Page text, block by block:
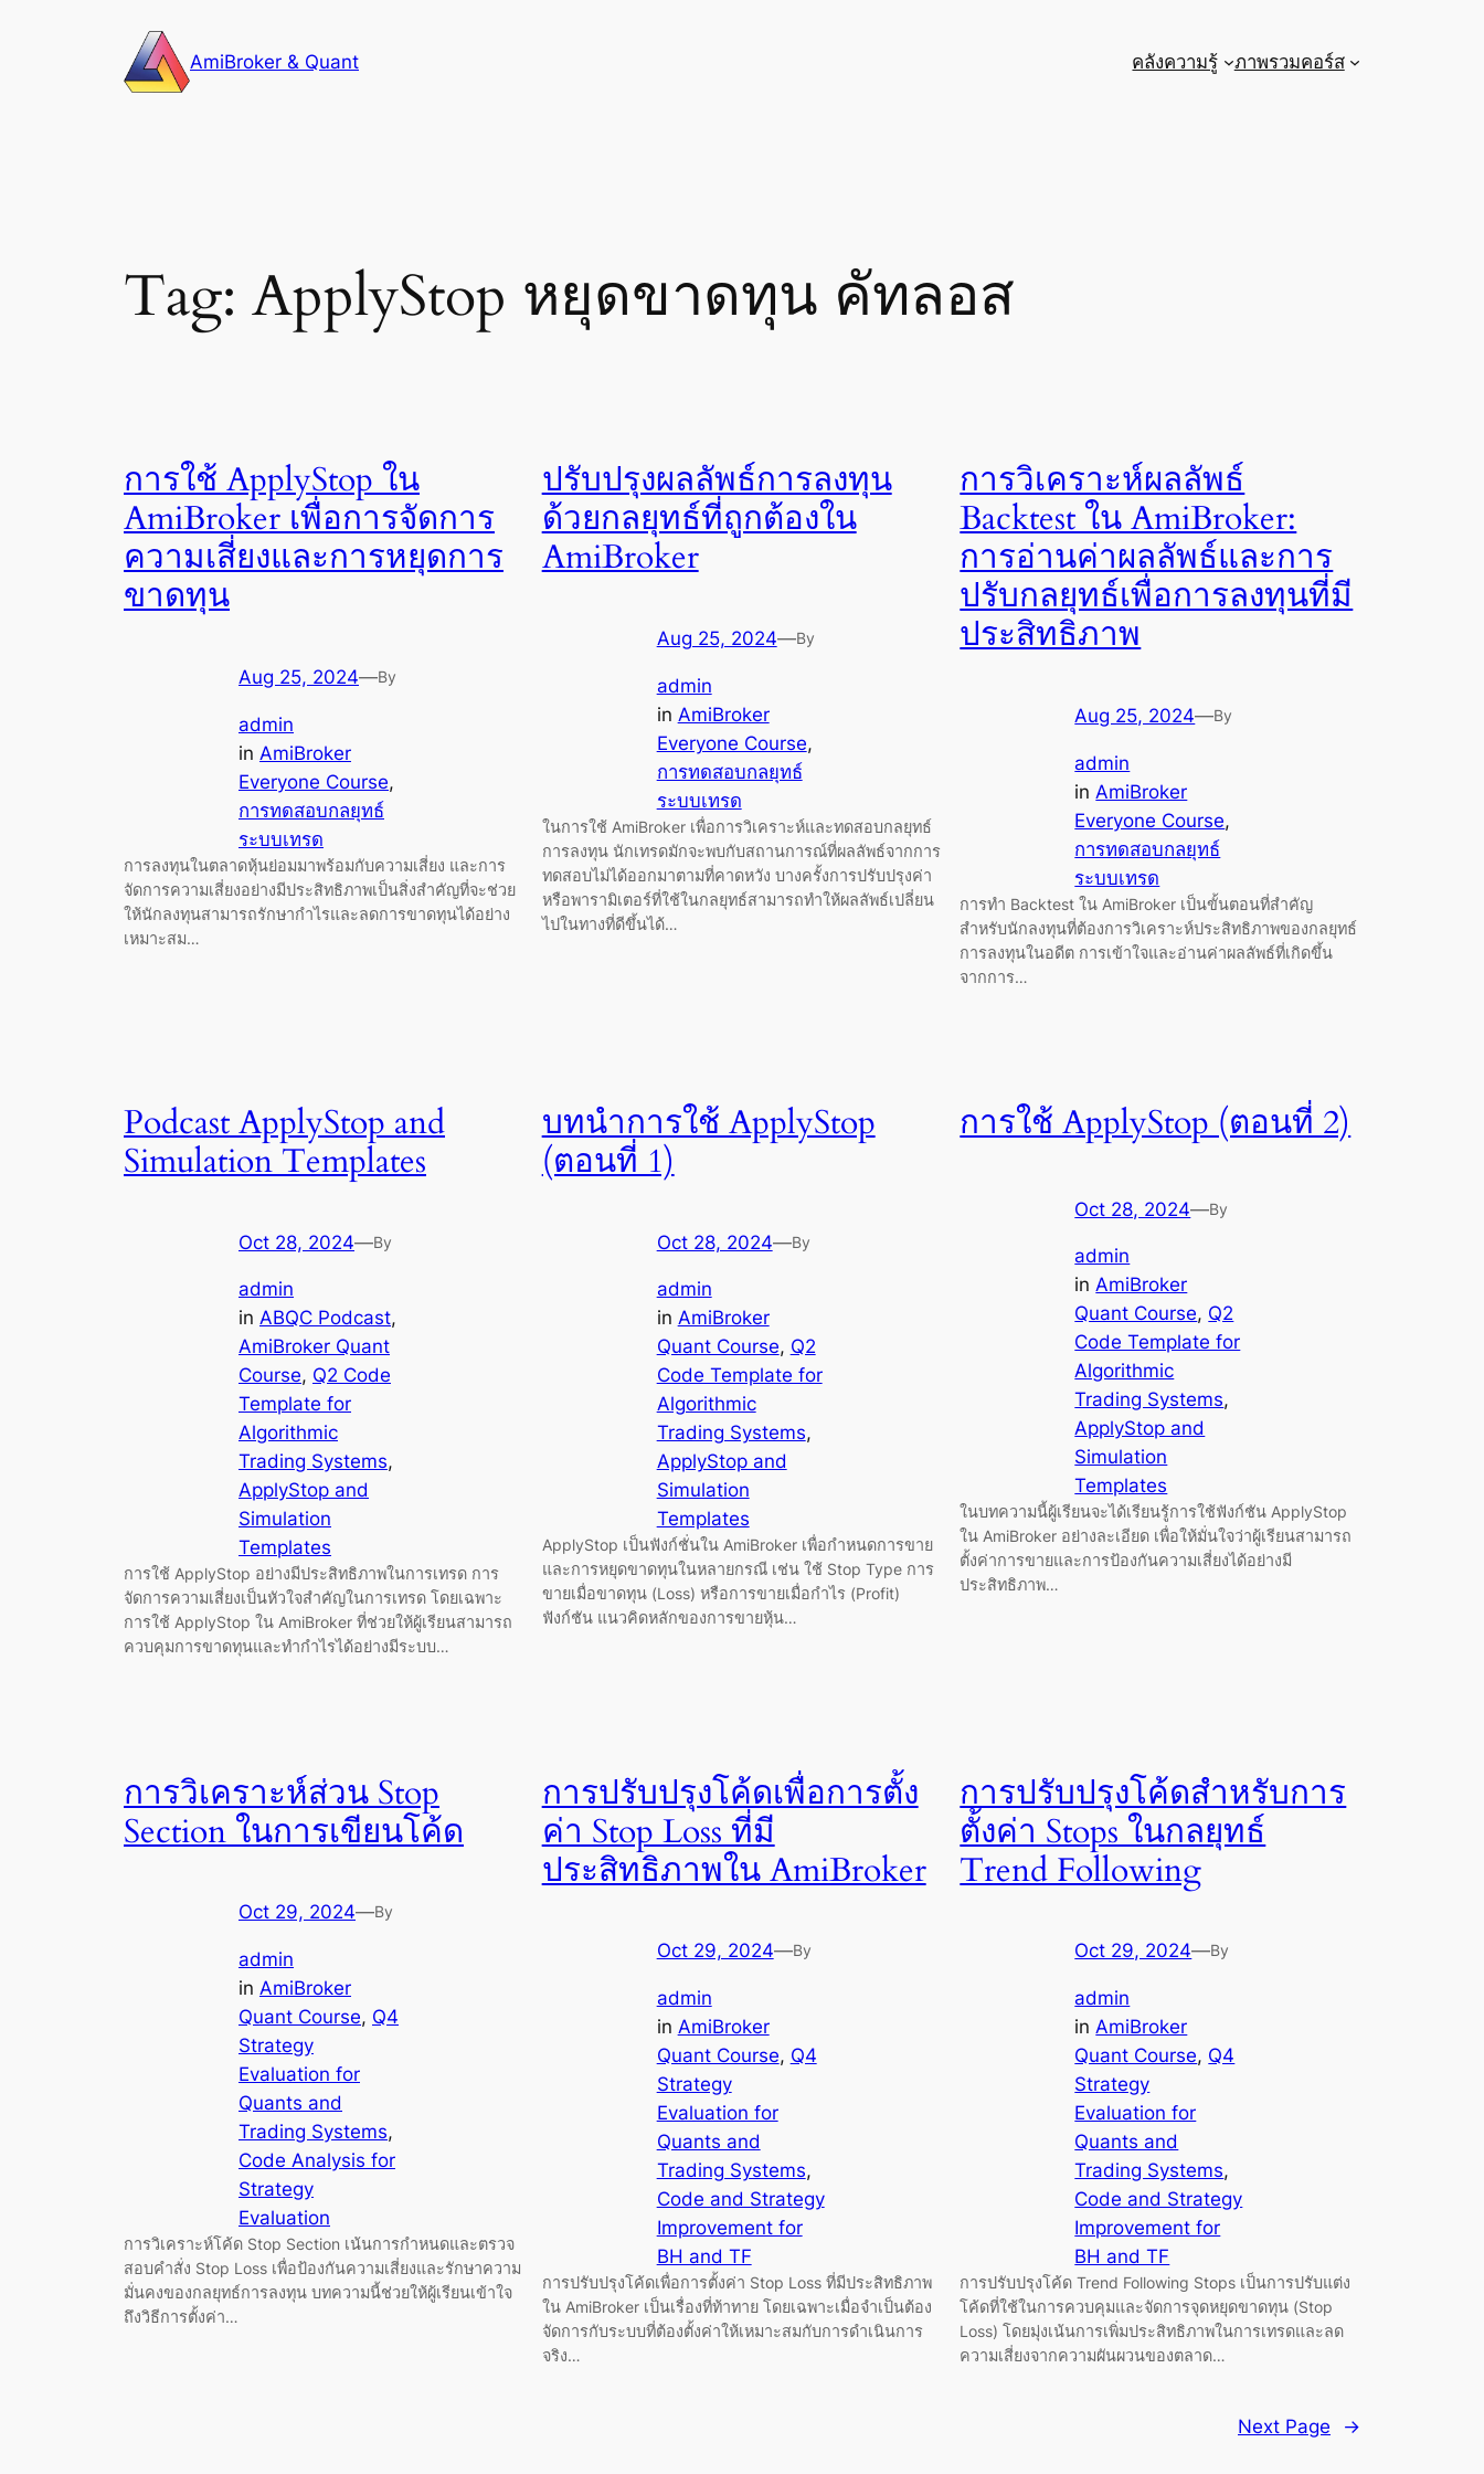
AmiBroker & Quant คลังความรู้ ภาพรวมคอร์ส
Tag: ApplyStop หยุดขาดทุน คัทลอส
การใช้ ApplyStop ใน
AmiBroker เพื่อการจัดการ
ความเสี่ยงและการหยุดการ
ขาดทุน
Aug 25, 2024—By
admin
in AmiBroker
Everyone Course
การทดสอบกลยุทธ์
ระบบเทรด
การลงทุนในตลาดหุ้นย่อมมาพร้อมกับความเสี่ยง และการ
จัดการความเสี่ยงอย่างมีประสิทธิภาพเป็นสิ่งสำคัญที่จะช่วย
ให้นักลงทุนสามารถรักษากำไรและลดการขาดทุนได้อย่าง
เหมาะสม…
ปรับปรุงผลลัพธ์การลงทุน
ด้วยกลยุทธ์ที่ถูกต้องใน
AmiBroker
Aug 25, 2024—By
admin
in AmiBroker
Everyone Course
การทดสอบกลยุทธ์
ระบบเทรด
ในการใช้ AmiBroker เพื่อการวิเคราะห์และทดสอบกลยุทธ์
การลงทุน นักเทรดมักจะพบกับสถานการณ์ที่ผลลัพธ์จากการ
ทดสอบไม่ได้ออกมาตามที่คาดหวัง บางครั้งการปรับปรุงค่า
หรือพารามิเตอร์ที่ใช้ในกลยุทธ์สามารถทำให้ผลลัพธ์เปลี่ยน
ไปในทางที่ดีขึ้นได้…
การวิเคราะห์ผลลัพธ์
Backtest ใน AmiBroker:
การอ่านค่าผลลัพธ์และการ
ปรับกลยุทธ์เพื่อการลงทุนที่มี
ประสิทธิภาพ
Aug 25, 2024—By
admin
in AmiBroker
Everyone Course
การทดสอบกลยุทธ์
ระบบเทรด
การทำ Backtest ใน AmiBroker เป็นขั้นตอนที่สำคัญ
สำหรับนักลงทุนที่ต้องการวิเคราะห์ประสิทธิภาพของกลยุทธ์
การลงทุนในอดีต การเข้าใจและอ่านค่าผลลัพธ์ที่เกิดขึ้น
จากการ…
Podcast ApplyStop and
Simulation Templates
Oct 28, 2024—By
admin
in ABQC Podcast
AmiBroker Quant
Course, Q2 Code
Template for
Algorithmic
Trading Systems
ApplyStop and
Simulation
Templates
การใช้ ApplyStop อย่างมีประสิทธิภาพในการเทรด การ
จัดการความเสี่ยงเป็นหัวใจสำคัญในการเทรด โดยเฉพาะ
การใช้ ApplyStop ใน AmiBroker ที่ช่วยให้ผู้เรียนสามารถ
ควบคุมการขาดทุนและทำกำไรได้อย่างมีระบบ…
บทนำการใช้ ApplyStop
(ตอนที่ 1)
Oct 28, 2024—By
admin
in AmiBroker
Quant Course, Q2
Code Template for
Algorithmic
Trading Systems
ApplyStop and
Simulation
Templates
ApplyStop เป็นฟังก์ชั่นใน AmiBroker เพื่อกำหนดการขาย
และการหยุดขาดทุนในหลายกรณี เช่น ใช้ Stop Type การ
ขายเมื่อขาดทุน (Loss) หรือการขายเมื่อกำไร (Profit)
ฟังก์ชัน แนวคิดหลักของการขายหุ้น…
การใช้ ApplyStop (ตอนที่ 2)
Oct 28, 2024—By
admin
inAmiBroker
Quant Course, Q2
Code Template for
Algorithmic
Trading Systems
ApplyStop and
Simulation
Templates
ในบทความนี้ผู้เรียนจะได้เรียนรู้การใช้ฟังก์ชัน ApplyStop
ใน AmiBroker อย่างละเอียด เพื่อให้มั่นใจว่าผู้เรียนสามารถ
ตั้งค่าการขายและการป้องกันความเสี่ยงได้อย่างมี
ประสิทธิภาพ…
การวิเคราะห์ส่วน Stop
Section ในการเขียนโค้ด
Oct 29, 2024—By
admin
in AmiBroker
Quant Course, Q4
Strategy
Evaluation for
Quants and
Trading Systems
Code Analysis for
Strategy
Evaluation
การวิเคราะห์โค้ด Stop Section เน้นการกำหนดและตรวจ
สอบคำสั่ง Stop Loss เพื่อป้องกันความเสี่ยงและรักษาความ
มั่นคงของกลยุทธ์การลงทุน บทความนี้ช่วยให้ผู้เรียนเข้าใจ
ถึงวิธีการตั้งค่า…
การปรับปรุงโค้ดเพื่อการตั้ง
ค่า Stop Loss ที่มี
ประสิทธิภาพใน AmiBroker
Oct 29, 2024—By
admin
in AmiBroker
Quant Course, Q4
Strategy
Evaluation for
Quants and
Trading Systems
Code and Strategy
Improvement for
BH and TF
การปรับปรุงโค้ดเพื่อการตั้งค่า Stop Loss ที่มีประสิทธิภาพ
ใน AmiBroker เป็นเรื่องที่ท้าทาย โดยเฉพาะเมื่อจำเป็นต้อง
จัดการกับระบบที่ต้องตั้งค่าให้เหมาะสมกับการดำเนินการ
จริง…
การปรับปรุงโค้ดสำหรับการ
ตั้งค่า Stops ในกลยุทธ์
Trend Following
Oct 29, 2024—By
admin
inAmiBroker
Quant Course, Q4
Strategy
Evaluation for
Quants and
Trading Systems
Code and Strategy
Improvement for
BH and TF
การปรับปรุงโค้ด Trend Following Stops เป็นการปรับแต่ง
โค้ดที่ใช้ในการควบคุมและจัดการจุดหยุดขาดทุน (Stop
Loss) โดยมุ่งเน้นการเพิ่มประสิทธิภาพในการเทรดและลด
ความเสี่ยงจากความผันผวนของตลาด…
Next Page →